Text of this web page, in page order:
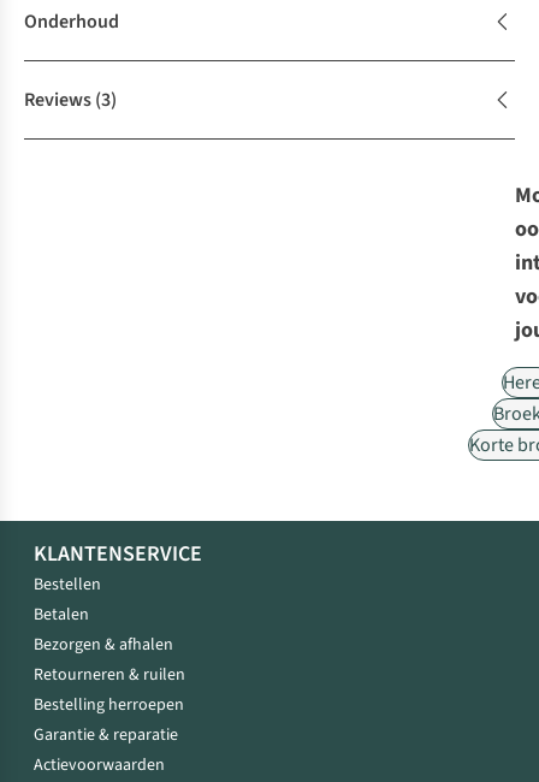
Onderhoud
Reviews(3)
Korte
KLANTENSERVICE
Bestellen
Betalen
Bezorgen & afhalen
Retourneren & ruilen
Bestelling herroepen
Garantie & reparatie
Actievoorwaarden